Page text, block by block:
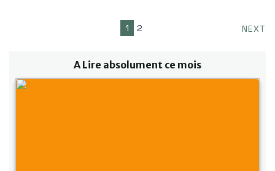
1 2 NEXT
A Lire absolument ce mois